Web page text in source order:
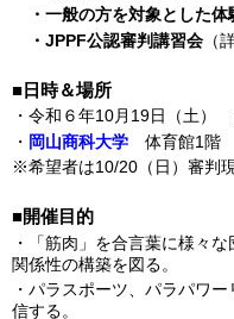
・一般の方を対象とした体
・JPPF公認審判講習会 （
■日時＆場所
・令和６年10月19日（土）
・ 岡山商科大学 体育館1階
※希望者は10/20（日）審判
■開催目的
・「筋肉」を合言葉に様々
関係性の構築を図る。
・パラスポーツ、パラパワ
信する。